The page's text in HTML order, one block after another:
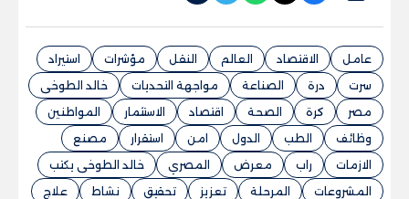
عامل الاقتصاد العالم النقل مؤشرات
استيراد
سرت
درة الصناعة مواجهة التحديات
خالد الطوخى
مصر
كرة الصحة اقتصاد الاستثمار
المواطنين
وظائف
الطب الدول امن استقرار
مصنع
الازمات
راب معرض المصري
خالد الطوخى يكتب
المشروعات
المرحلة تعزيز تحقيق نشاط
علاج